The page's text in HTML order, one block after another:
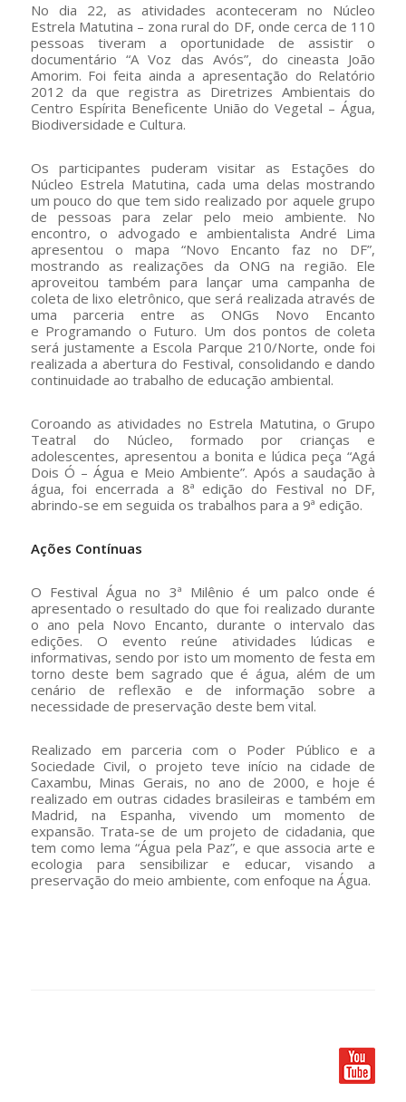
No dia 22, as atividades aconteceram no Núcleo
Estrela Matutina – zona rural do DF, onde cerca de 110
pessoas tiveram a oportunidade de assistir o
documentário “A Voz das Avós”, do cineasta João
Amorim. Foi feita ainda a apresentação do Relatório
2012 da que registra as Diretrizes Ambientais do
Centro Espírita Beneficente União do Vegetal – Água,
Biodiversidade e Cultura.
Os participantes puderam visitar as Estações do
Núcleo Estrela Matutina, cada uma delas mostrando
um pouco do que tem sido realizado por aquele grupo
de pessoas para zelar pelo meio ambiente. No
encontro, o advogado e ambientalista André Lima
apresentou o mapa “Novo Encanto faz no DF”,
mostrando as realizações da ONG na região. Ele
aproveitou também para lançar uma campanha de
coleta de lixo eletrônico, que será realizada através de
uma parceria entre as ONGs Novo Encanto
e Programando o Futuro. Um dos pontos de coleta
será justamente a Escola Parque 210/Norte, onde foi
realizada a abertura do Festival, consolidando e dando
continuidade ao trabalho de educação ambiental.
Coroando as atividades no Estrela Matutina, o Grupo
Teatral do Núcleo, formado por crianças e
adolescentes, apresentou a bonita e lúdica peça “Agá
Dois Ó – Água e Meio Ambiente”. Após a saudação à
água, foi encerrada a 8ª edição do Festival no DF,
abrindo-se em seguida os trabalhos para a 9ª edição.
Ações Contínuas
O Festival Água no 3ª Milênio é um palco onde é
apresentado o resultado do que foi realizado durante
o ano pela Novo Encanto, durante o intervalo das
edições. O evento reúne atividades lúdicas e
informativas, sendo por isto um momento de festa em
torno deste bem sagrado que é água, além de um
cenário de reflexão e de informação sobre a
necessidade de preservação deste bem vital.
Realizado em parceria com o Poder Público e a
Sociedade Civil, o projeto teve início na cidade de
Caxambu, Minas Gerais, no ano de 2000, e hoje é
realizado em outras cidades brasileiras e também em
Madrid, na Espanha, vivendo um momento de
expansão. Trata-se de um projeto de cidadania, que
tem como lema “Água pela Paz”, e que associa arte e
ecologia para sensibilizar e educar, visando a
preservação do meio ambiente, com enfoque na Água.